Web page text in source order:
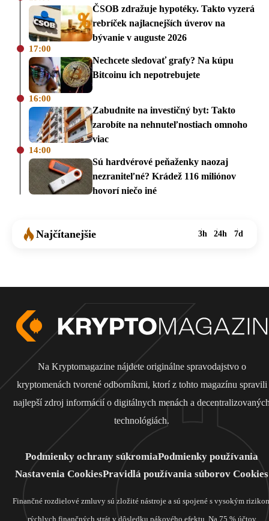
ČSOB zdražuje hypotéky. Takto vyzerá
rebríček najlacnejších úverov na
bývanie v auguste 2026
17:00
Nechcete sledovať grafy? Na kúpu
Bitcoinu ich nepotrebujete
16:00
Zabudnite na investičný byt: Takto
zarobíte na nehnuteľnostiach omnoho
viac
14:00
Sú hardvérové peňaženky naozaj
nezraniteľné? Krádež 116 miliónov
hovorí niečo iné
Najčítanejšie 3h 24h 7d
Na Kryptomagazine nájdete originálne spravodajstvo o
kryptomenách tvorené odborníkmi, ktorí z tohto magazínu spravili
najlepší zdroj informácií o digitálnych menách a
technológiách.
Podmienky ochrany súkromiaPodmienky používania
Nastavenia CookiesPravidlá používania súborov Cookies
Finančné rozdielové zmluvy sú zložité nástroje a sú spojené s vysokým
rýchlych finančných strát v dôsledku pákového efektu. Na 75 % účtov